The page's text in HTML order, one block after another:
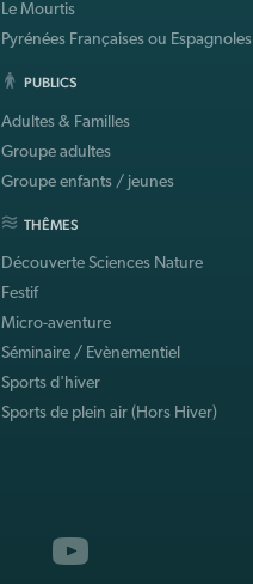
Le Mourtis
Pyrénées Françaises ou Espagnoles
PUBLICS
Adultes & Familles
Groupe adultes
Groupe enfants / jeunes
THÊMES
Découverte Sciences Nature
Festif
Micro-aventure
Séminaire / Evènementiel
Sports d'hiver
Sports de plein air (Hors Hiver)